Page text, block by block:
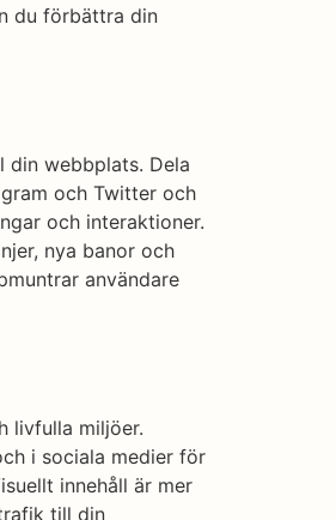
du förbättra din
webbplats. Dela
och Twitter och
och interaktioner.
nya banor och
användare
livfulla miljöer.
i sociala medier för
innehåll är mer
till din